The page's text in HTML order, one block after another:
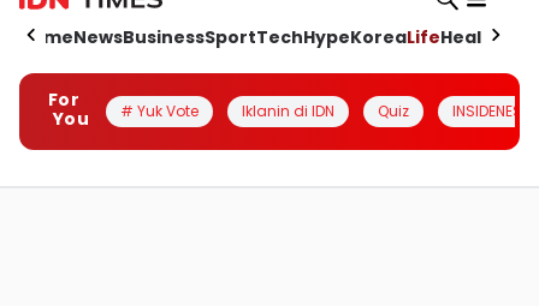
HomeNewsBusinessSportTechHypeKoreaLifeHealth
For
You
# Yuk Vote Iklanin di IDN Quiz INSIDENESIA